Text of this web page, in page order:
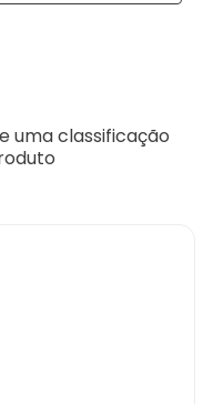
uma classificação